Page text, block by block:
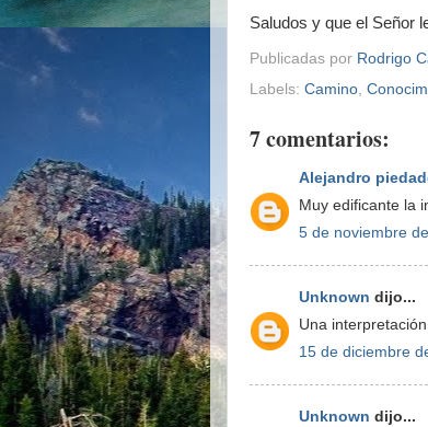
Saludos y que el Señor
Publicadas por Rodrigo
Labels: Camino
7 comentarios:
Alejandro
Muy edificante la
5 de noviembre
Unknown dijo...
Una
15 de diciembre
Unknown dijo...